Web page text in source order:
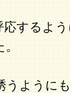
応するよ
。
うように